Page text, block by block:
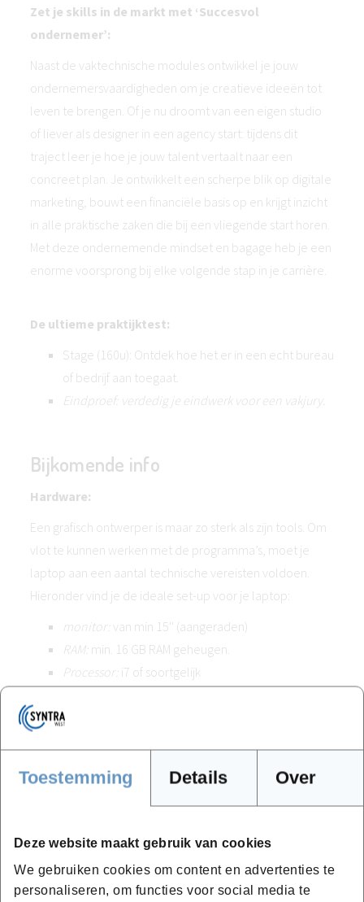
Toestemming Details Over
Deze website maakt gebruik van cookies
We gebruiken cookies om content en advertenties te
personaliseren, om functies voor social media te
Zet je skills in de markt met ‘Succesvol
ondernemer’:
Naast de vaktechnische modules ontwikkel je jouw
ondernemersvaardigheden om je creatieve ideeën tot
leven te brengen. Of je nu droomt van een eigen studio
of liever als designer in een agency start: tijdens dit
traject leer je hoe je jouw talent vertaalt naar een
concreet plan. Je ontwikkelt een scherpe blik op digitale
marketing, bouwt een financiële basis op en krijgt inzicht
in alle praktische zaken die bij een vliegende start horen.
Met deze ondernemende mindset en bagage heb je een
enorme voorsprong bij elke volgende stap in je carrière.
De ultieme praktijktest:
Stage (160u): Ontdek hoe het er in een echt bureau
of bedrijf aan toegaat.
Eindproef: verdedig je eindwerk voor een vakjury.
Bijkomende info
Hardware:
Een grafisch ontwerper is maar zo sterk als zijn tools. Om
vlot te kunnen werken met de programma’s, moet je
laptop aan een aantal technische vereisten voldoen.
Hieronder vind je de ideale set-up voor je laptop:
monitor: van min 15'' (aangeraden)
RAM: min. 16 GB RAM geheugen.
Processor: i7 of soortgelijk
Extra:
Of je nu kiest voor een krachtige Windows-laptop of een
MacBook Pro, zorg dat je systeem voldoet aan de Adobe
https://helpx.adobe.com/be_nl/creative-cloud/system-
requirements.html
Dien je nog een laptop aan te kopen? Wacht dan tot de